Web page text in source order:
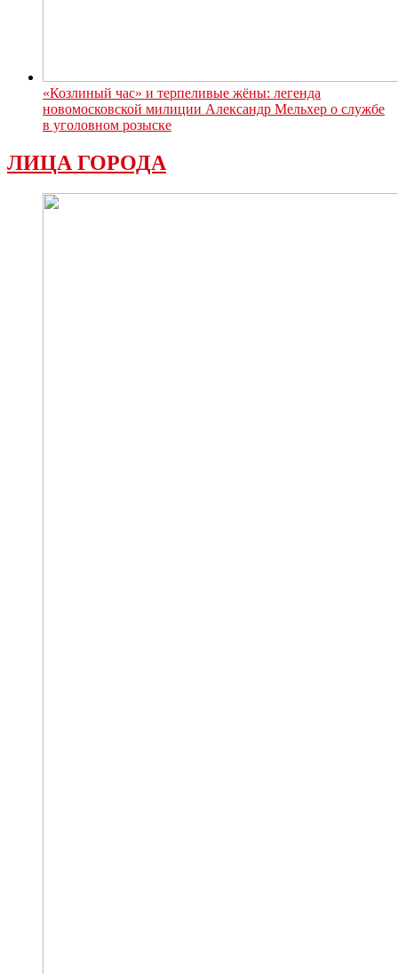
«Козлиный час» и терпеливые жёны: легенда
новомосковской милиции Александр Мельхер о службе
в уголовном розыске
ЛИЦА ГОРОДА